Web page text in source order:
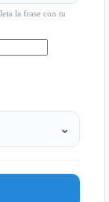
la frase con tu